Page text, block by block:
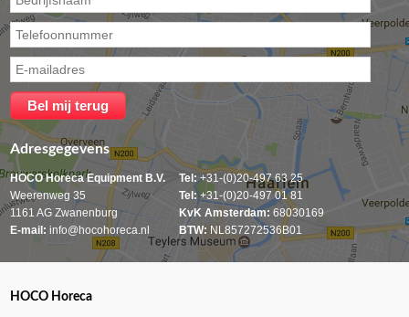
Adresgegevens
HOCO Horeca Equipment B.V.
Weerenweg 35
1161 AG Zwanenburg
E-mail: info@hocohoreca.nl
Tel:+31-(0)20-497 63 25
Tel:+31-(0)20-497 01 81
KvK Amsterdam: 68030169
BTW: NL857272536B01
HOCO Horeca